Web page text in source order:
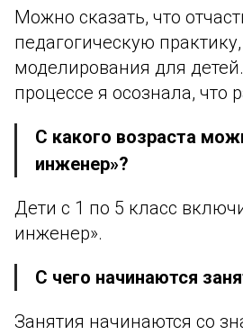
Можно сказать, что
педагогическую
моделирования для
процессе я осознала, что
С какого возраста
инженер»?
Дети с 1 по 5 класс
инженер».
С чего начинаются
Занятия начинаются со